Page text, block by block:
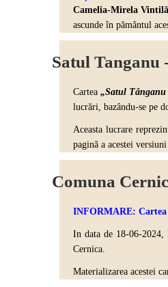
Camelia-Mirela Vintilă
ascunde în pământul
Satul Tanganu
Cartea„Satul
lucrări, bazându-se pe
Aceasta lucrare
pagină a acestei
Comuna
INFORMARE:
In data de 18-06-2024,
Cernica.
Materializarea acestei